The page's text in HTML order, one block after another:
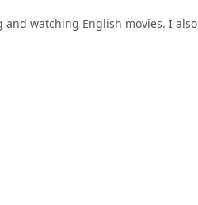
イラストで学 トピックトースピーキング
watching English movies. I also